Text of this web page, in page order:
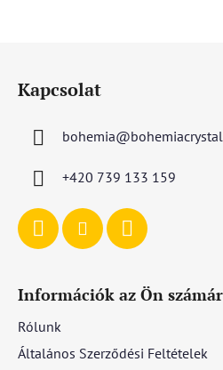
Kapcsolat
bohemia@
+420 739 133 159
Információk az Ön
Rólunk
Általános Szerződési Feltételek